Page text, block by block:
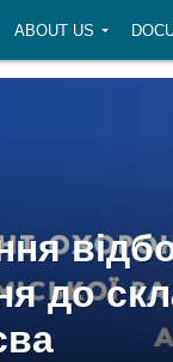
ABOUT US
до